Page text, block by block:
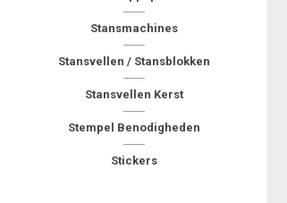
Stansmachines
Stansvellen / Stansblokken
Stansvellen Kerst
Stempel Benodigheden
Stickers